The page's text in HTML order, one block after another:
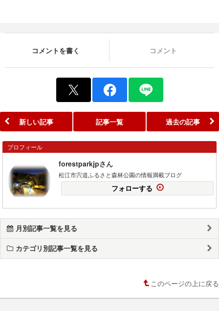
コメントを書く コメント
新しい記事 記事一覧 過去の記事
プロフィール
forestparkjpさん
松江市宍道ふるさと森林公園の情報満載ブログ
フォローする
月別記事一覧を見る
カテゴリ別記事一覧を見る
このページの上に戻る